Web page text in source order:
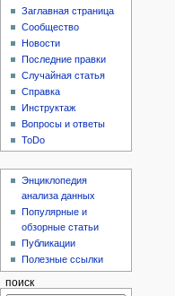
Заглавная страница
Сообщество
Новости
Последние правки
Случайная статья
Справка
Инструктаж
Вопросы и ответы
ToDo
Энциклопедия
анализа данных
Популярные и
обзорные статьи
Публикации
Полезные ссылки
поиск